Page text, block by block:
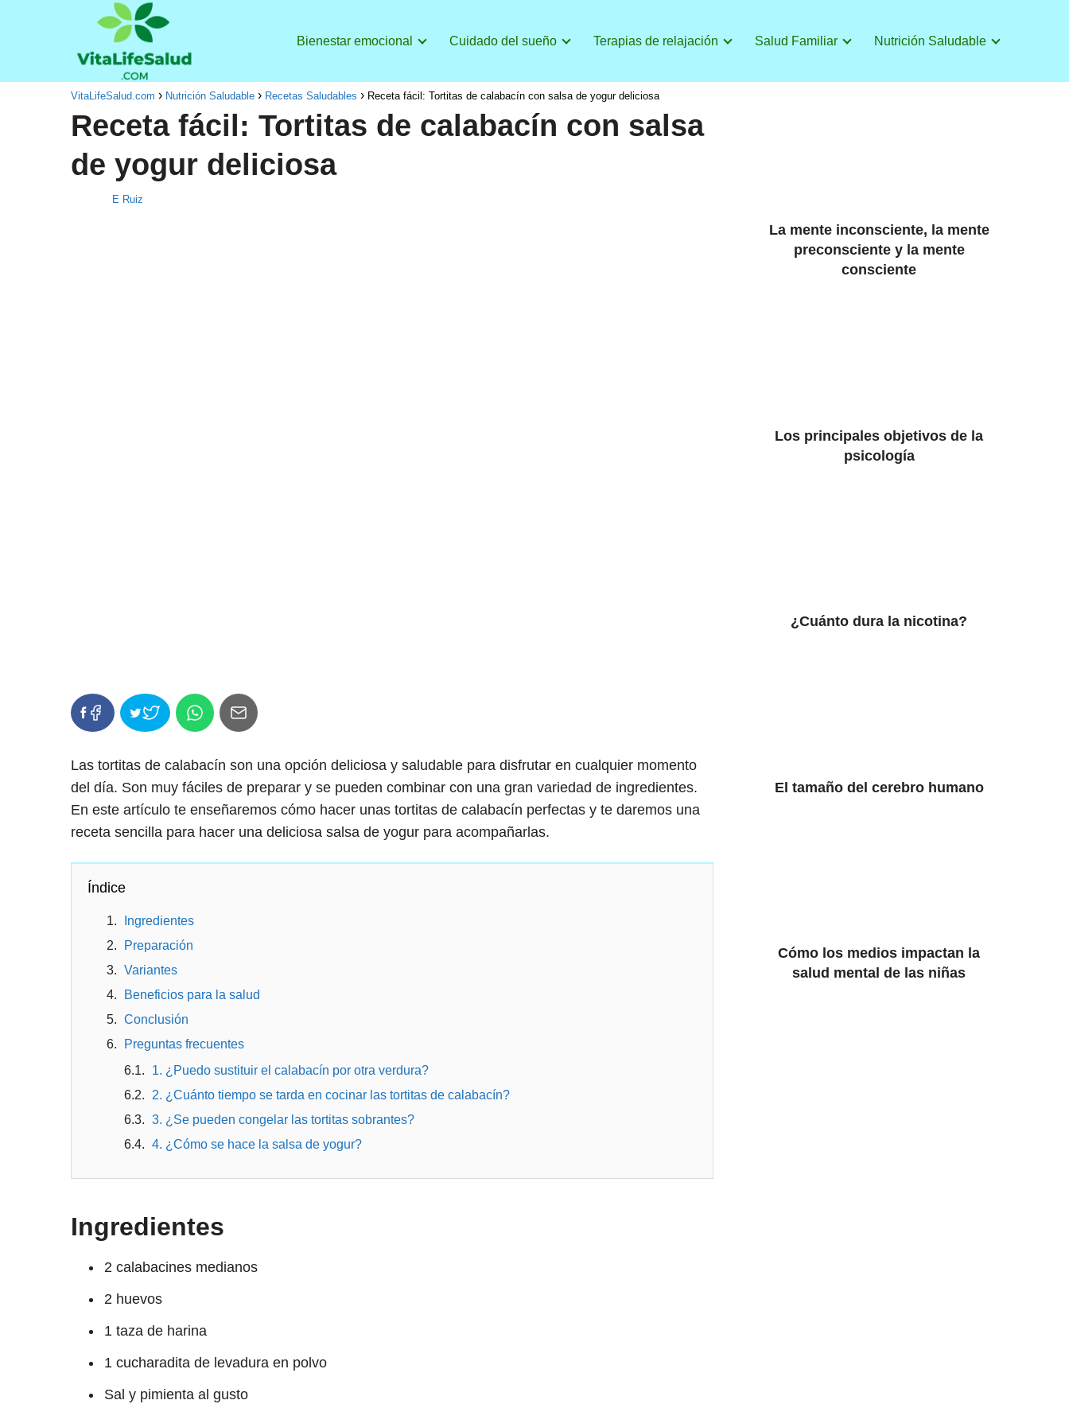
Bienestar emocional Cuidado del sueño Terapias de relajación Salud Familiar Nutrición Saludable
VitaLifeSalud.com Nutrición Saludable Recetas Saludables Receta fácil: Tortitas de calabacín con salsa de yogur deliciosa
Receta fácil: Tortitas de calabacín con salsa
de yogur deliciosa
E Ruiz
Las tortitas de calabacín son una opción deliciosa y saludable para disfrutar en cualquier momento
del día. Son muy fáciles de preparar y se pueden combinar con una gran variedad de ingredientes.
En este artículo te enseñaremos cómo hacer unas tortitas de calabacín perfectas y te daremos una
receta sencilla para hacer una deliciosa salsa de yogur para acompañarlas.
Índice
Ingredientes
Preparación
Variantes
Beneficios para la salud
Conclusión
Preguntas frecuentes
1. ¿Puedo sustituir el calabacín por otra verdura?
2. ¿Cuánto tiempo se tarda en cocinar las tortitas de calabacín?
3. ¿Se pueden congelar las tortitas sobrantes?
4. ¿Cómo se hace la salsa de yogur?
Ingredientes
2 calabacines medianos
2 huevos
1 taza de harina
1 cucharadita de levadura en polvo
Sal y pimienta al gusto
La mente inconsciente, la mente
preconsciente y la mente
consciente
Los principales objetivos de la
psicología
¿Cuánto dura la nicotina?
El tamaño del cerebro humano
Cómo los medios impactan la
salud mental de las niñas